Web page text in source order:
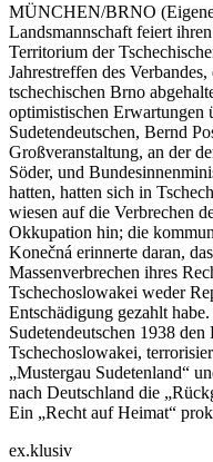
MÜNCHEN/BRNO
Landsmannschaft feiert
Territorium der
Jahrestreffen des
tschechischen Brno
optimistischen Erwartungen
Sudetendeutschen, Bernd
Großveranstaltung, an der
Söder, und
hatten, hatten sich in
wiesen auf die Verbrechen
Okkupation hin; die
Konečná erinnerte daran,
Massenverbrechen ihres
Tschechoslowakei weder
Entschädigung gezahlt
Sudetendeutschen 1938
Tschechoslowakei,
„Mustergau Sudetenland“
nach Deutschland die
Ein „Recht auf Heimat“
ex.klusiv